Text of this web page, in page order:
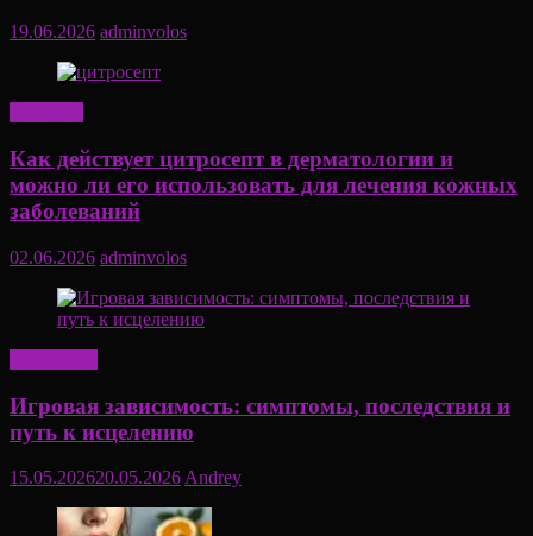
19.06.2026 adminvolos
Как действует цитросепт в дерматологии и
можно ли его использовать для лечения кожных
заболеваний
02.06.2026 adminvolos
Игровая зависимость: симптомы, последствия и
путь к исцелению
15.05.202620.05.2026 Andrey